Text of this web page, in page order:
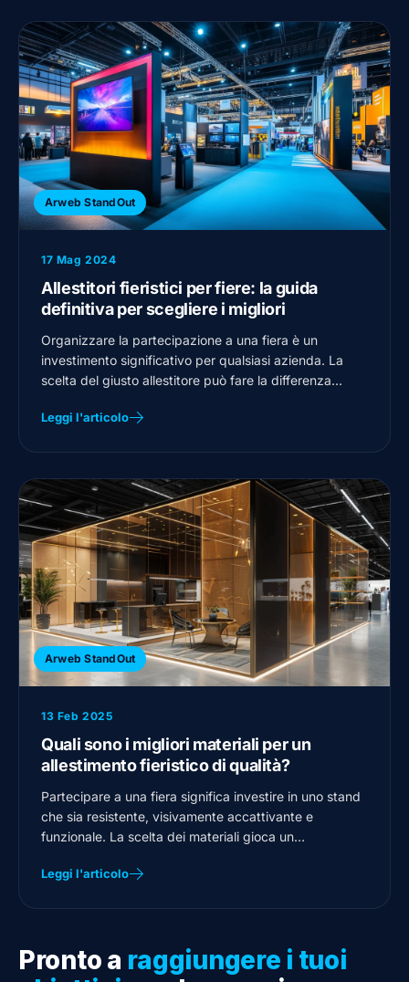
Arweb StandOut
17 Mag 2024
Allestitori fieristici per fiere: la guida
definitiva per scegliere i migliori
Organizzare la partecipazione a una fiera è un
investimento significativo per qualsiasi azienda. La
scelta del giusto allestitore può fare la differenza…
Leggi l'articolo
Arweb StandOut
13 Feb 2025
Quali sono i migliori materiali per un
allestimento fieristico di qualità?
Partecipare a una fiera significa investire in uno stand
che sia resistente, visivamente accattivante e
funzionale. La scelta dei materiali gioca un…
Leggi l'articolo
Pronto a raggiungere i tuoi